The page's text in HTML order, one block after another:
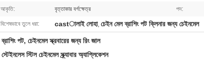
আকৃতি: বৃত্তাকার বর্গক্ষেত্র পদ:
বিশেষভাবে তুলে ধরা: castালাই লোহা, চেইন মেল ব্রাশিং পট ক্লিনার জন্য চেইনমেল
ব্রাশিং পট, চেইনমেল স্ক্রবারের জন্য রিং জাল
স্টেইনলেস স্টিল চেইনমেল স্ক্র্যাবার অ্যাপ্লিকেশন